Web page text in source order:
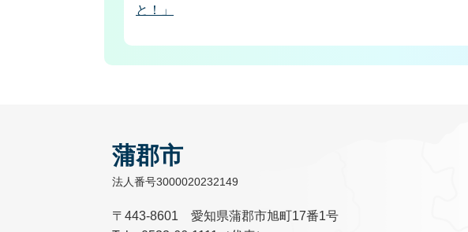
と！」
蒲郡市
法人番号3000020232149
〒443-8601 愛知県蒲郡市旭町17番1号